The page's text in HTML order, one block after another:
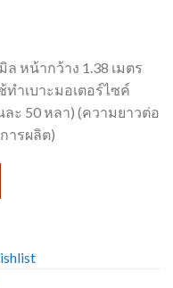
ล หน้ากว้าง 1.38 เมตร
ำเบาะมอเตอร์ไซค์
ะ 50 หลา) (ความยาวต่อ
ารผลิต)
น